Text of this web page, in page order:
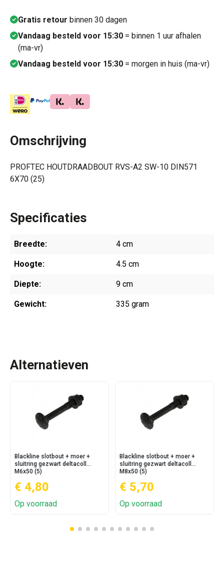
Gratis retour binnen 30 dagen
Vandaag besteld voor 15:30 = binnen 1 uur afhalen
(ma-vr)
Vandaag besteld voor 15:30 = morgen in huis (ma-vr)
Omschrijving
PROFTEC HOUTDRAADBOUT RVS-A2 SW-10 DIN571
6X70 (25)
Specificaties
Breedte: 4 cm
Hoogte: 4.5 cm
Diepte: 9 cm
Gewicht: 335 gram
Alternatieven
Blackline slotbout + moer +
sluitring gezwart deltacoll
M6x50 (5)
€ 4,80
Op voorraad
Blackline slotbout + moer +
sluitring gezwart deltacoll
M8x50 (5)
€ 5,70
Op voorraad